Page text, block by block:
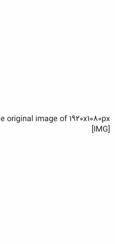
original image of 1920x1080px.
[IMG]